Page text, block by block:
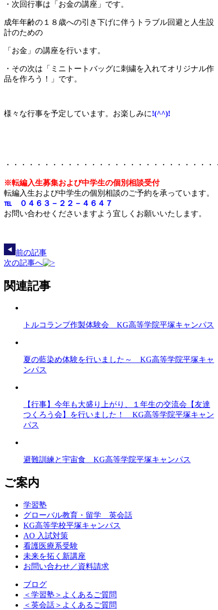
・次回行事は「お金の講座」です。
成年年齢の１８歳への引き下げに伴うトラブル回避と人生設
計のための
「お金」の講座を行います。
・その次は「ミニトートバッグに刺繍を入れてオリジナル作
品を作ろう！」です。
様々な行事を予定しています。お楽しみに!(^^)!
・・・・・・・・・・・・・・・・・・・・・・・・・・
※転編入生募集および中学生の個別相談受付
転編入生および中学生の個別相談のご予約を承っています。
℡ ０４６３－２２－４６４７
お問い合わせくださいますよう宜しくお願いいたします。
前の記事
次の記事へ
関連記事
トルコランプ作製体験会 KG高等学院平塚キャンパス
夏の藍染め体験を行いました～ KG高等学院平塚キャ
ンパス
【行事】今年も大盛り上がり、１年生の交流会【友達
つくろう会】を行いました！ KG高等学院平塚キャン
パス
避難訓練と宇宙食 KG高等学院平塚キャンパス
ご案内
学習塾
グローバル教育・留学 英会話
KG高等学校平塚キャンパス
AO 入試対策
看護医療系受験
未来を拓く新講座
お問い合わせ／資料請求
ブログ
＜学習塾＞よくあるご質問
＜英会話＞よくあるご質問